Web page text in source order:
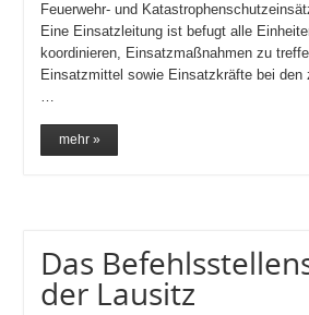
Feuerwehr- und
Eine Einsatzleitung ist befugt alle
koordinieren, Einsatzmaßnahmen zu
Einsatzmittel sowie Einsatzkräfte bei den
…
mehr »
Das
der Lausitz